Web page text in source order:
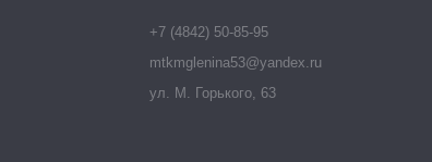
+7 (4842) 50-85-95
mtkmglenina53@yandex.ru
ул. М. Горького, 63